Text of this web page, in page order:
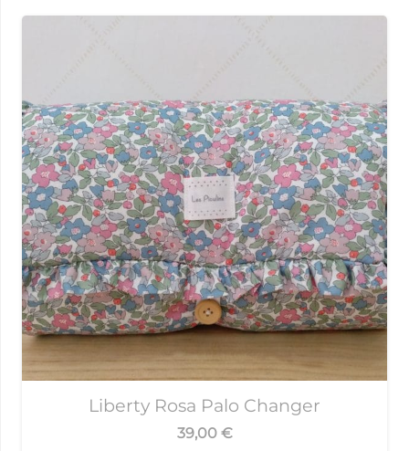
Liberty Rosa Palo Changer
39,00 €